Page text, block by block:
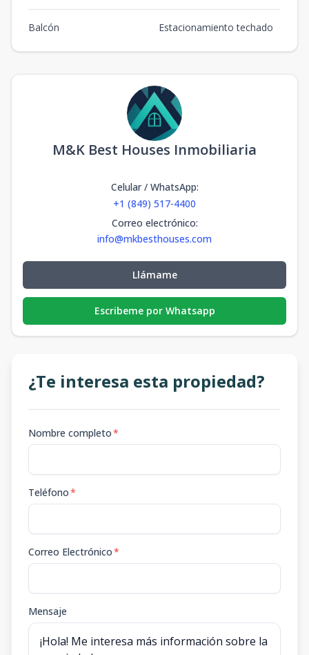
Balcón Estacionamiento techado
M&K Best Houses Inmobiliaria
Celular / WhatsApp:
+1 (849) 517-4400
Correo electrónico:
info@mkbesthouses.com
Llámame
Escribeme por Whatsapp
¿Te interesa esta propiedad?
Nombre completo*
Teléfono*
Correo Electrónico*
Mensaje